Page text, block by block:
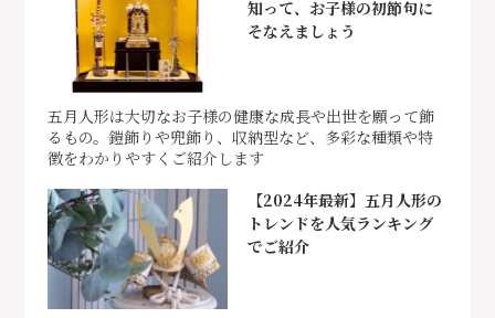
知って、お子様の初節句に
そなえましょう
五月人形は大切なお子様の健康な成長や出世を願って飾
るもの。鎧飾りや兜飾り、収納型など、多彩な種類や特
徴をわかりやすくご紹介します
【2024年最新】五月人形の
トレンドを人気ランキング
でご紹介